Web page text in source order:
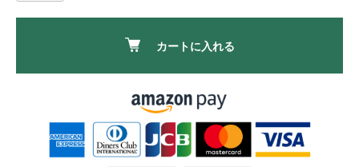
カートに入れる